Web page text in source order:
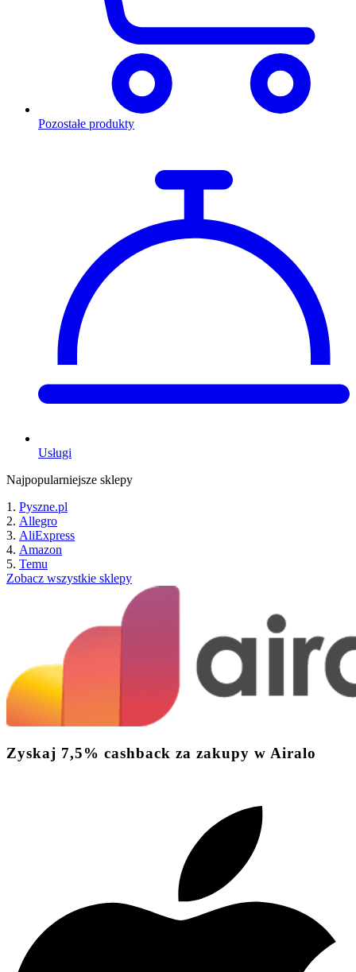
Pozostałe produkty
Usługi
Najpopularniejsze sklepy
Pyszne.pl
Allegro
AliExpress
Amazon
Temu
Zobacz wszystkie sklepy
Zyskaj 7,5% cashback za zakupy w Airalo